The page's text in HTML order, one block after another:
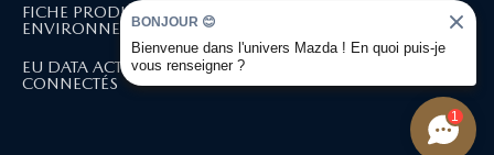
FICHE PRODUIT
ENVIRONNEMENTALE
EU DATA ACT VÉHICULES
CONNECTÉS
1
BONJOUR 😊
Bienvenue dans l'univers Mazda ! En quoi puis-je
vous renseigner ?